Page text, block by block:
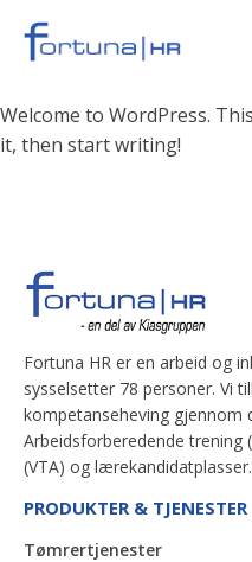
Welcome to WordPress.
it, then start writing!
Fortuna HR er en arbeid og
sysselsetter 78 personer. Vi
kompetanseheving gjennom
Arbeidsforberedende trening
(VTA) og lærekandidatplasser.
PRODUKTER & TJENESTER
Tømrertjenester